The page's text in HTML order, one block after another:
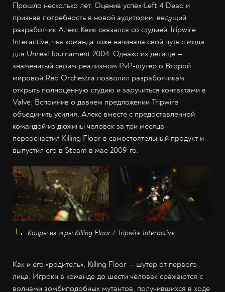
Прошло несколько лет. Оценив успех Left 4 Dead и
признав потребность в новой аудитории, ведущий
разработчик Алекс Квик связался со студией Tripwire
Interactive, чья команда тоже начинала свой путь с мода
для Unreal Tournament 2004. Однако их детище —
знаменитый своим реализмом PvP-шутер о Второй
мировой Red Orchestra позволил разработчикам
открыть полноценную студию и заручиться контактами в
Valve. Вспомнив о давнем предложении Tripwire
объединить усилия, Алекс вместе с предоставленной
командой из дюжины человек за три месяца
переоснастил Killing Floor в самостоятельный продукт и
выпустил его в Steam в мае 2009-го.
Кадры из игры Killing Floor / Tripwire Interactive
Как и его «родитель», Killing Floor — шутер от первого
лица. Игроки в команде до шести человек сражаются с
волнами зомбиподобных мутантов, получившихся в ходе